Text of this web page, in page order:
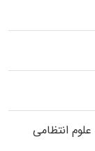
انتظامی